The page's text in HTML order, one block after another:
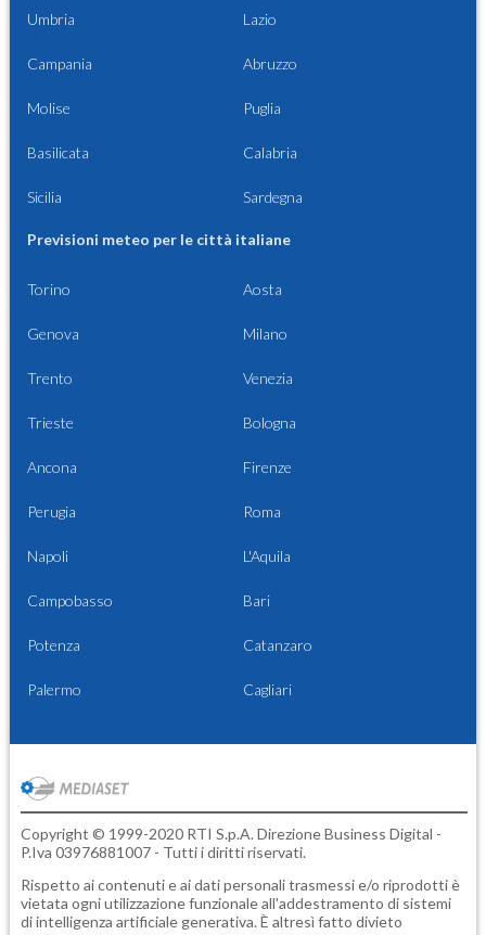
Umbria Lazio
Campania Abruzzo
Molise Puglia
Basilicata Calabria
Sicilia Sardegna
Previsioni meteo per le città italiane
Torino Aosta
Genova Milano
Trento Venezia
Trieste Bologna
Ancona Firenze
Perugia Roma
Napoli L'Aquila
Campobasso Bari
Potenza Catanzaro
Palermo Cagliari
Copyright © 1999-2020 RTI S.p.A. Direzione Business Digital -
P.Iva 03976881007 - Tutti i diritti riservati.
Rispetto ai contenuti e ai dati personali trasmessi e/o riprodotti è
vietata ogni utilizzazione funzionale all'addestramento di sistemi
di intelligenza artificiale generativa. È altresì fatto divieto